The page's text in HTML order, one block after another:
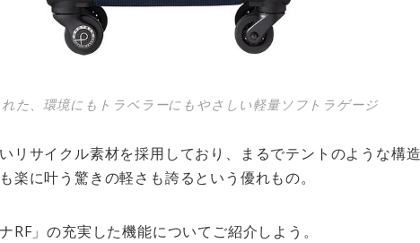
た、環境にもトラベラーにもやさしい軽量ソフトラゲージ
リサイクル素材を採用しており、まるでテントのような構
楽に叶う驚きの軽さも誇るという優れもの。
RF」の充実した機能についてご紹介しよう。